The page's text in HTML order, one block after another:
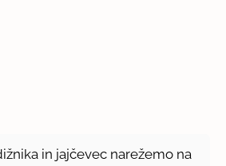
in jajčevec narežemo na